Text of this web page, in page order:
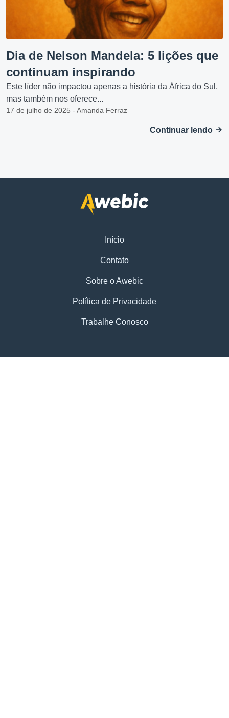
Dia de Nelson Mandela: 5 lições que
continuam inspirando
Este líder não impactou apenas a história da África do Sul,
mas também nos oferece...
17 de julho de 2025 - Amanda Ferraz
Continuar lendo
Início
Contato
Sobre o Awebic
Política de Privacidade
Trabalhe Conosco